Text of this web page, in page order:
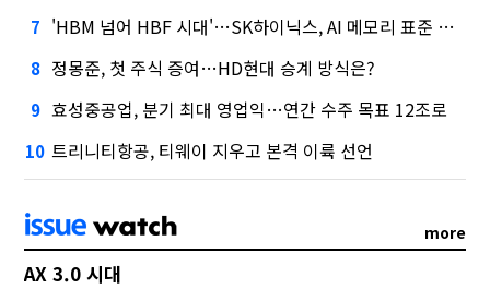
7 'HBM 넘어 HBF 시대'…SK하이닉스, AI 메모리 표준 선점 나섰다
8 정몽준, 첫 주식 증여…HD현대 승계 방식은?
9 효성중공업, 분기 최대 영업익…연간 수주 목표 12조로
10 트리니티항공, 티웨이 지우고 본격 이륙 선언
more
AX 3.0 시대